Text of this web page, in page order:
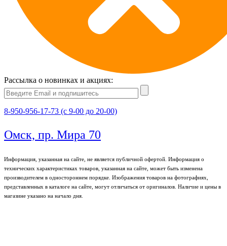
Рассылка о новинках и акциях:
8-950-956-17-73 (с 9-00 до 20-00)
Омск, пр. Мира 70
Информация, указанная на сайте, не является публичной офертой. Информация о
технических характеристиках товаров, указанная на сайте, может быть изменена
производителем в одностороннем порядке. Изображения товаров на фотографиях,
представленных в каталоге на сайте, могут отличаться от оригиналов. Наличие и цены в
магазине указано на начало дня.